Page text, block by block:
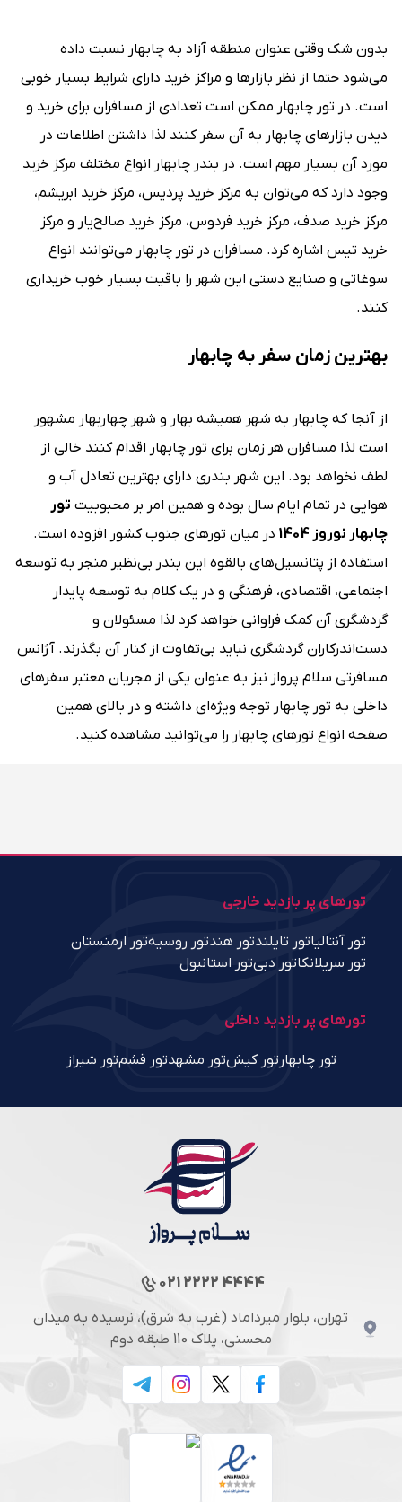
بدون شک وقتی عنوان منطقه آزاد به چابهار نسبت داده
می‌شود حتما از نظر بازارها و مراکز خرید دارای شرایط بسیار خوبی
است. در تور چابهار ممکن است تعدادی از مسافران برای خرید و
دیدن بازارهای چابهار به آن سفر کنند لذا داشتن اطلاعات در
مورد آن بسیار مهم است. در بندر چابهار انواع مختلف مرکز خرید
وجود دارد که می‌توان به مرکز خرید پردیس، مرکز خرید ابریشم،
مرکز خرید صدف، مرکز خرید فردوس، مرکز خرید صالح‌یار و مرکز
خرید تیس اشاره کرد. مسافران در تور چابهار می‌توانند انواع
سوغاتی و صنایع دستی این شهر را باقیت بسیار خوب خریداری
کنند.
بهترین زمان سفر به چابهار
از آنجا که چابهار به شهر همیشه بهار و شهر چهاربهار مشهور
است لذا مسافران هر زمان برای تور چابهار اقدام کنند خالی از
لطف نخواهد بود. این شهر بندری دارای بهترین تعادل آب و
هوایی در تمام ایام سال بوده و همین امر بر محبوبیت تور
چابهار نوروز 1404
در میان تورهای جنوب کشور افزوده است.
استفاده از پتانسیل‌های بالقوه این بندر بی‌نظیر منجر به توسعه
اجتماعی، اقتصادی، فرهنگی و در یک کلام به توسعه پایدار
گردشگری آن کمک فراوانی خواهد کرد لذا مسئولان و
دست‌اندرکاران گردشگری نباید بی‌تفاوت از کنار آن بگذرند. آژانس
مسافرتی سلام پرواز نیز به عنوان یکی از مجریان معتبر سفرهای
داخلی به تور چابهار توجه ویژه‌ای داشته و در بالای همین
صفحه انواع تورهای چابهار را می‌توانید مشاهده کنید.
تورهای پر بازدید خارجی
تور آنتالیاتور تایلندتور هندتور روسیهتور ارمنستان
تور سریلانکاتور دبیتور استانبول
تورهای پر بازدید داخلی
تور چابهار تور کیشتور مشهدتور قشمتور شیراز
021 2222 4444
تهران، بلوار میرداماد (غرب به شرق)، نرسیده به میدان
محسنی، پلاک 110 طبقه دوم